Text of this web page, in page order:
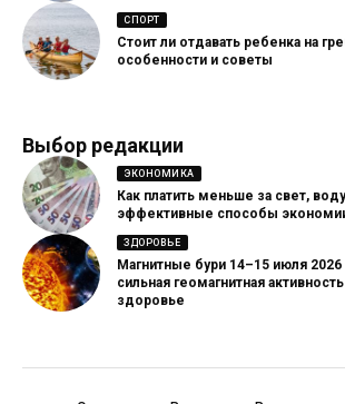
СПОРТ
Стоит ли отдавать ребенка на
особенности и советы
Выбор редакции
ЭКОНОМИКА
Как платить меньше за свет, воду
эффективные способы
ЗДОРОВЬЕ
Магнитные бури 14–15 июля 2026
сильная геомагнитная
здоровье